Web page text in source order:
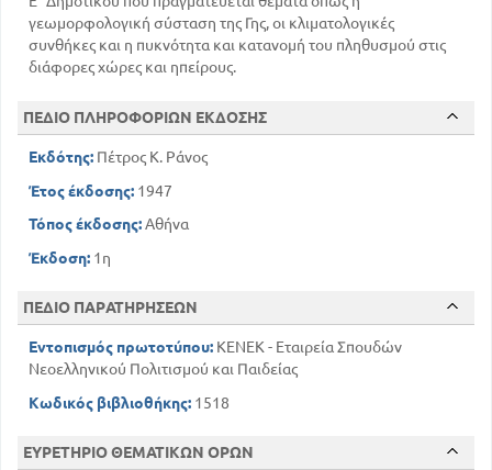
γεωμορφολογική σύσταση της Γης, οι κλιματολογικές
συνθήκες και η πυκνότητα και κατανομή του πληθυσμού στις
διάφορες χώρες και ηπείρους.
ΠΕΔΙΟ ΠΛΗΡΟΦΟΡΙΩΝ ΕΚΔΟΣΗΣ
Εκδότης: Πέτρος Κ. Ράνος
Έτος έκδοσης: 1947
Τόπος έκδοσης:Αθήνα
Έκδοση: 1η
ΠΕΔΙΟ ΠΑΡΑΤΗΡΗΣΕΩΝ
Εντοπισμός πρωτοτύπου: ΚΕΝΕΚ - Εταιρεία Σπουδών
Νεοελληνικού Πολιτισμού και Παιδείας
Κωδικός βιβλιοθήκης: 1518
ΕΥΡΕΤΗΡΙΟ ΘΕΜΑΤΙΚΩΝ ΟΡΩΝ